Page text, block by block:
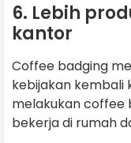
6. Lebih
kantor
Coffee badging
kebijakan kembali
melakukan coffee
bekerja di rumah